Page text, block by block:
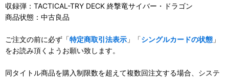
収録弾：TACTICAL-TRY DECK 終撃竜サイバー・ドラゴン
商品状態：中古良品
ご注文の前に必ず「特定商取引法表示 」「シングルカードの状態 」
をお読み頂くようお願い致します。
同タイトル商品を購入制限数を超えて複数回注文する場合、システ